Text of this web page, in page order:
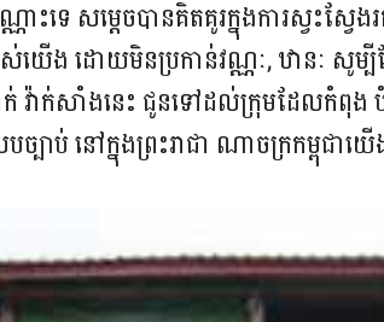
ោះទេ សម្ដេចបានគិតគូរក្នុងការស្វះស្វ
ស់យើង ដោយមិនប្រកាន់វណ្ណៈ, ឋានៈ សូម្
ាក់ វ៉ាក់សាំងនេះ ជូនទៅដល់ក្រុមដែលកំពុ
ច្បាប់ នៅក្នុងព្រះរាជា ណាចក្រកម្ពុជាយ